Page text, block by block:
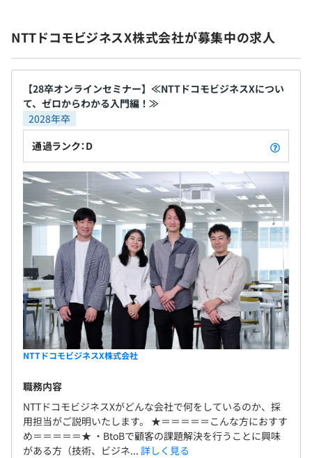
入社年次や部署、上下の垣根を越えた適度なコミュニケー
ションも活発で風通しのよい職場です。
最新テクノロジーやナレッジの共有も積極的におこなわれ
ています。
【保有資格】
APN コンサルティングパートナー | アドバンスト
NPS® Certification
SAP PartnerEdge Gold Partner
Salesforce 認定 Marketing Cloud コンサルタント
同 Marketing Cloud メールスペシャリスト
同 Marketing Cloud デベロッパー
同 Pardot コンサルタント
同 Pardot スペシャリスト
TIBCO Spotfire CERTIFIED ASSOCIATE
TIBCO Spotfire CERTIFIED PROFESSIONAL
HeartCore 戦略パートナー
Marketo Certified Expert
◆キャリア面談
キャリアアップを目的として、キャリアや育成プランに関
して上司と対話をする場を設けています。
合は昇給
社会保険完備（健康保険・厚生年金保険、雇用保険・労災
保険）
無期雇用
4カ月（期間中、条件の変更はありません）
話ができます。
前年度の月平均所定外労働時間の実績
18.1時間
前年度の有給休暇の平均取得日数
12.4日
前事業年度の育児休業取得者数／出産者数
男性2人/1人
女性2人/2人
積極的に受け入れます。 一人ひとりの能力が最大限
発揮されるため「時間と場所にとらわれない」仕事
ができる環境や制度の整備に力を注ぎ続けます。 リ
モートと出社のハイブリッド型勤務／服装自由、フ
リードリンク／定時勤務7.5時間／NTTグループ向け
に拡充された総合福利厚生サービス など
NTTドコモビジネスX株式会社が募集中の求人
【28卒オンラインセミナー】≪NTTドコモビジネスXについ
て、ゼロからわかる入門編！≫
2028年卒
通過ランク：D
NTTドコモビジネスX株式会社
職務内容
NTTドコモビジネスXがどんな会社で何をしているのか、採
用担当がご説明いたします。 ★＝＝＝＝＝こんな方におすす
め＝＝＝＝＝★ ・BtoBで顧客の課題解決を行うことに興味
がある方（技術、ビジネ... 詳しく見る